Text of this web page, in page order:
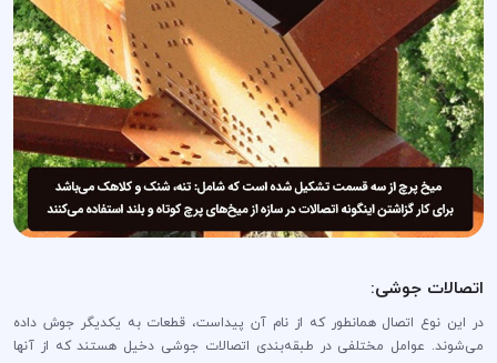
اتصالات جوشی:
در این نوع اتصال همانطور که از نام آن پیداست، قطعات به یکدیگر جوش داده
می‌شوند. عوامل مختلفی در طبقه‌بندی اتصالات جوشی دخیل هستند که از آنها